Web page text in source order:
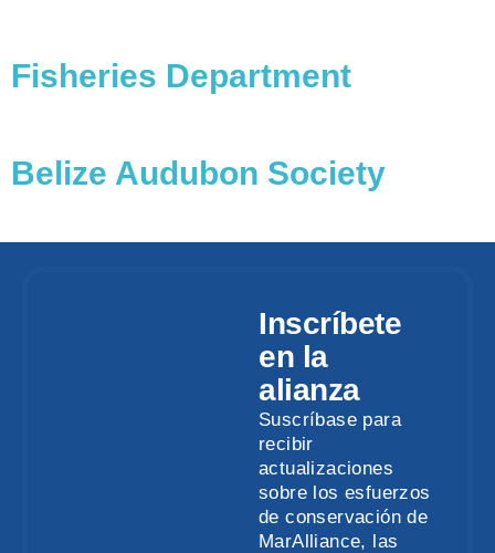
Fisheries Department
Belize Audubon Society
Inscríbete
en la
alianza
Suscríbase para
recibir
actualizaciones
sobre los esfuerzos
de conservación de
MarAlliance, las